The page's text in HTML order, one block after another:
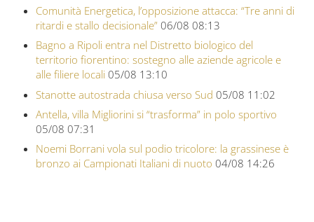
Comunità Energetica, l’opposizione attacca: “Tre anni di
ritardi e stallo decisionale” 06/08 08:13
Bagno a Ripoli entra nel Distretto biologico del
territorio fiorentino: sostegno alle aziende agricole e
alle filiere locali 05/08 13:10
Stanotte autostrada chiusa verso Sud 05/08 11:02
Antella, villa Migliorini si “trasforma” in polo sportivo
05/08 07:31
Noemi Borrani vola sul podio tricolore: la grassinese è
bronzo ai Campionati Italiani di nuoto 04/08 14:26